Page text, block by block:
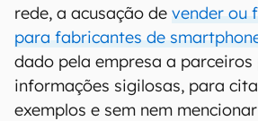
rede, a acusação de vender ou
para fabricantes de
dado pela empresa a parceiros
informações sigilosas, para
exemplos e sem nem